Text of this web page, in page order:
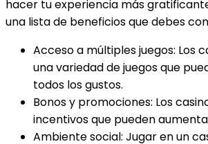
hacer tu experiencia más
una lista de beneficios que debes
Acceso a múltiples juegos: Los
una variedad de juegos que
todos los gustos.
Bonos y promociones: Los
incentivos que pueden
Ambiente social: Jugar en un